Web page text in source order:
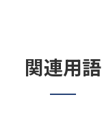
関連用語